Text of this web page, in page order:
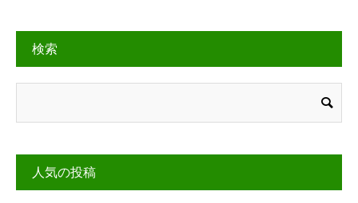
検索
人気の投稿